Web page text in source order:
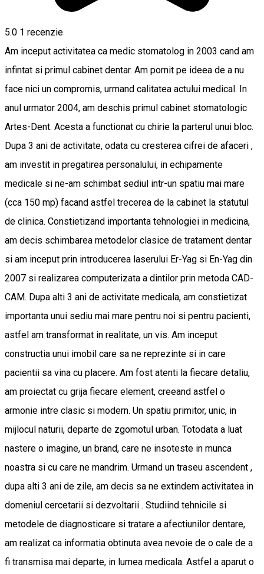
5.0 1 recenzie
Am inceput activitatea ca medic stomatolog in 2003 cand am
infintat si primul cabinet dentar. Am pornit pe ideea de a nu
face nici un compromis, urmand calitatea actului medical. In
anul urmator 2004, am deschis primul cabinet stomatologic
Artes-Dent. Acesta a functionat cu chirie la parterul unui bloc.
Dupa 3 ani de activitate, odata cu cresterea cifrei de afaceri ,
am investit in pregatirea personalului, in echipamente
medicale si ne-am schimbat sediul intr-un spatiu mai mare
(cca 150 mp) facand astfel trecerea de la cabinet la statutul
de clinica. Constietizand importanta tehnologiei in medicina,
am decis schimbarea metodelor clasice de tratament dentar
si am inceput prin introducerea laserului Er-Yag si En-Yag din
2007 si realizarea computerizata a dintilor prin metoda CAD-
CAM. Dupa alti 3 ani de activitate medicala, am constietizat
importanta unui sediu mai mare pentru noi si pentru pacienti,
astfel am transformat in realitate, un vis. Am inceput
constructia unui imobil care sa ne reprezinte si in care
pacientii sa vina cu placere. Am fost atenti la fiecare detaliu,
am proiectat cu grija fiecare element, creeand astfel o
armonie intre clasic si modern. Un spatiu primitor, unic, in
mijlocul naturii, departe de zgomotul urban. Totodata a luat
nastere o imagine, un brand, care ne insoteste in munca
noastra si cu care ne mandrim. Urmand un traseu ascendent ,
dupa alti 3 ani de zile, am decis sa ne extindem activitatea in
domeniul cercetarii si dezvoltarii . Studiind tehnicile si
metodele de diagnosticare si tratare a afectiunilor dentare,
am realizat ca informatia obtinuta avea nevoie de o cale de a
fi transmisa mai departe, in lumea medicala. Astfel a aparut o